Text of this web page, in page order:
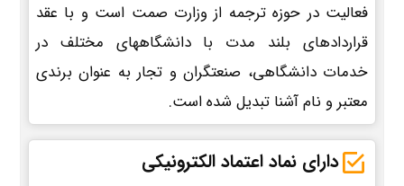
فعالیت در حوزه ترجمه از وزارت صمت است و با عقد
قراردادهای بلند مدت با دانشگاههای مختلف در
خدمات دانشگاهی، صنعتگران و تجار به عنوان برندی
معتبر و نام آشنا تبدیل شده است.
دارای نماد اعتماد الکترونیکی